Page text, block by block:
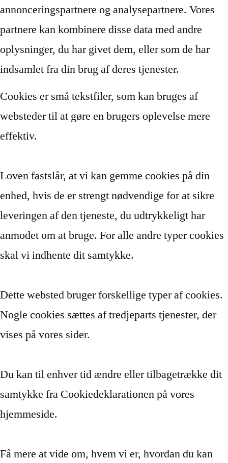
annonceringspartnere og analysepartnere. Vores
partnere kan kombinere disse data med andre
oplysninger, du har givet dem, eller som de har
indsamlet fra din brug af deres tjenester.
Cookies er små tekstfiler, som kan bruges af
websteder til at gøre en brugers oplevelse mere
effektiv.
Loven fastslår, at vi kan gemme cookies på din
enhed, hvis de er strengt nødvendige for at sikre
leveringen af den tjeneste, du udtrykkeligt har
anmodet om at bruge. For alle andre typer cookies
skal vi indhente dit samtykke.
Dette websted bruger forskellige typer af cookies.
Nogle cookies sættes af tredjeparts tjenester, der
vises på vores sider.
Du kan til enhver tid ændre eller tilbagetrække dit
samtykke fra Cookiedeklarationen på vores
hjemmeside.
Få mere at vide om, hvem vi er, hvordan du kan